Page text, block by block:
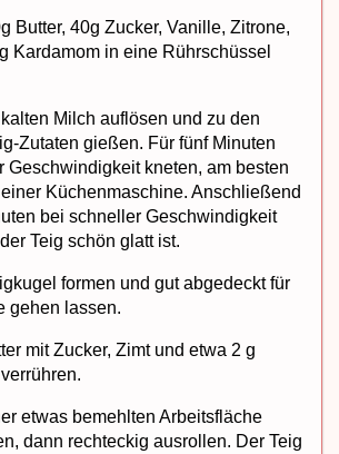
Butter, 40g Zucker, Vanille, Zitrone,
Kardamom in eine Rührschüssel
Milch auflösen und zu den
Zutaten gießen. Für fünf Minuten
Geschwindigkeit kneten, am besten
Küchenmaschine. Anschließend
bei schneller Geschwindigkeit
Teig schön glatt ist.
formen und gut abgedeckt für
gehen lassen.
mit Zucker, Zimt und etwa 2 g
etwas bemehlten Arbeitsfläche
dann rechteckig ausrollen. Der Teig